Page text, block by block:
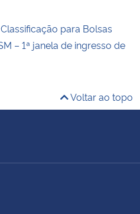
para Bolsas
– 1ª janela de ingresso de
Voltar ao topo